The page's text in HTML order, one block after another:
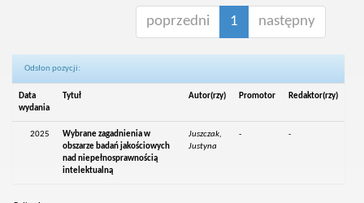
poprzedni 1 następny
Odsłon pozycji:
Data
wydania
Tytuł Autor(rzy) Promotor Redaktor(rzy)
2025
Wybrane zagadnienia w
obszarze badań jakościowych
nad niepełnosprawnością
intelektualną
Juszczak,
Justyna
- -